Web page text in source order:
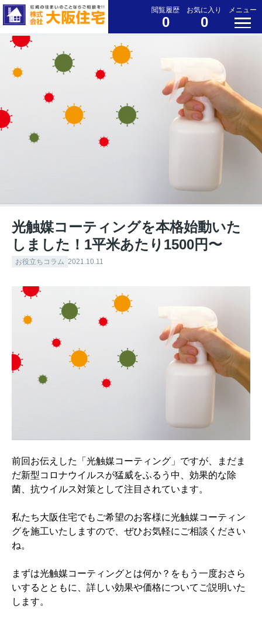
閲覧履歴
0
お気に入り
0
メニュー
光触媒コーティングを本格始動いた
しました！1平米あたり1500円〜
お役立ちコラム 2021.10.11
前回お伝えした「光触媒コーティング」ですが、まだま
だ新型コロナウイルスが猛威をふるう中、効果的な除
菌、抗ウイルス対策として注目されています。
私たち大阪住宅でもご希望のお客様に光触媒コーティン
グを施工いたしますので、ぜひお気軽にご相談ください
ね。
まずは光触媒コーティングとは何か？をもう一度おさら
いするとともに、詳しい効果や価格についてご説明いた
します。